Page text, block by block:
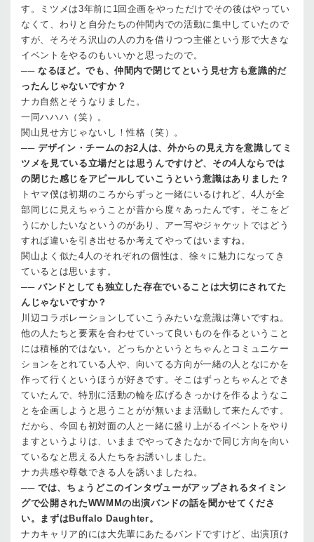
す。ミツメは3年前に1回企画をやっただけでその後はやってい
なくて、わりと自分たちの仲間内での活動に集中していたので
すが、そろそろ沢山の人の力を借りつつ主催という形で大きな
イベントをやるのもいいかと思ったので。
── なるほど。でも、仲間内で閉じてという見せ方も意識的だ
ったんじゃないですか？
ナカ 自然とそうなりました。
一同ハハハ（笑）。
関山 見せ方じゃないし！性格（笑）。
── デザイン・チームのお2人は、外からの見え方を意識してミ
ツメを見ている立場だとは思うんですけど、その4人ならでは
の閉じた感じをアピールしていこうという意識はありました？
トヤマ僕は初期のころからずっと一緒にいるけれど、4人が全
部同じに見えちゃうことが昔から度々あったんです。そこをど
うにかしたいなというのがあり、アー写やジャケットではどう
すれば違いを引き出せるか考えてやってはいますね。
関山よく似た4人のそれぞれの個性は、徐々に魅力になってき
ているとは思います。
── バンドとしても独立した存在でいることは大切にされてた
んじゃないですか？
川辺 コラボレーションしていこうみたいな意識は薄いですね。
他の人たちと要素を合わせていって良いものを作るということ
には積極的ではない。どっちかというとちゃんとコミュニケー
ションをとれている人や、向いてる方向が一緒の人となにかを
作って行くというほうが好きです。そこはずっとちゃんとでき
ていたんで、特別に活動の輪を広げるきっかけを作るようなこ
とを企画しようと思うことがが無いまま活動して来たんです。
だから、今回も初対面の人と一緒に盛り上がるイベントをやり
ますというよりは、いままでやってきたなかで同じ方向を向い
ているなと思える人たちをお誘いしました。
ナカ共感や尊敬できる人を誘いましたね。
── では、ちょうどこのインタヴューがアップされるタイミン
グで公開されたWWMMの出演バンドの話を聞かせてくださ
い。まずはBuffalo Daughter。
ナカ キャリア的には大先輩にあたるバンドですけど、出演頂け